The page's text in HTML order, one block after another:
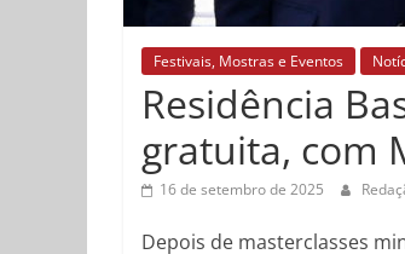
Festivais, Mostras e Eventos
Residência
gratuita, com
16 de setembro de 2025
Depois de masterclasses